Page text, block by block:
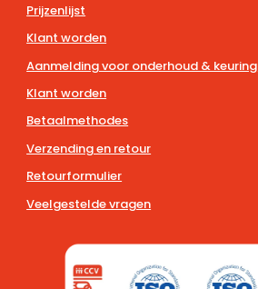
Prijzenlijst
Klant worden
Aanmelding voor onderhoud & keuring
Klant worden
Betaalmethodes
Verzending en retour
Retourformulier
Veelgestelde vragen